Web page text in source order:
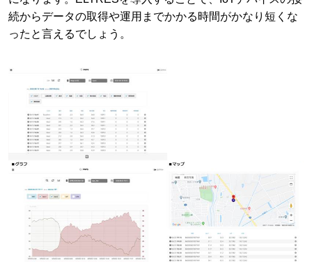
続からデータの取得や運用までかかる時間がかなり短くな
ったと言えるでしょう。